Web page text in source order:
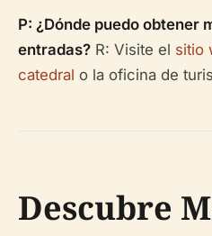
P: ¿Dónde puedo obtener
entradas? R: Visite el sitio
catedral o la oficina de
Descubre